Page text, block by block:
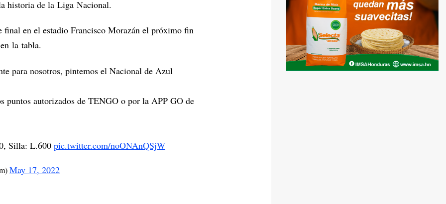
historia de la Liga Nacional.
final en el estadio Francisco Morazán el próximo fin
la tabla.
para nosotros, pintemos el Nacional de Azul
puntos autorizados de TENGO o por la APP GO de
Silla: L.600 pic.twitter.com/noONAnQSjW
May 17, 2022